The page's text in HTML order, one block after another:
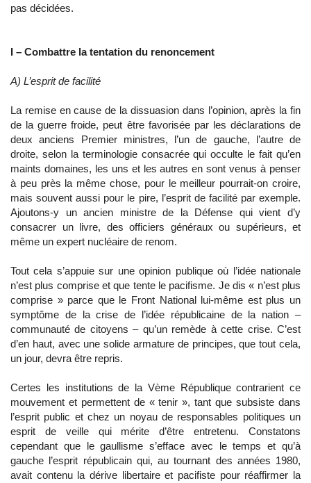
pas décidées.
I – Combattre la tentation du renoncement
A) L’esprit de facilité
La remise en cause de la dissuasion dans l’opinion, après la fin
de la guerre froide, peut être favorisée par les déclarations de
deux anciens Premier ministres, l’un de gauche, l’autre de
droite, selon la terminologie consacrée qui occulte le fait qu’en
maints domaines, les uns et les autres en sont venus à penser
à peu près la même chose, pour le meilleur pourrait-on croire,
mais souvent aussi pour le pire, l’esprit de facilité par exemple.
Ajoutons-y un ancien ministre de la Défense qui vient d’y
consacrer un livre, des officiers généraux ou supérieurs, et
même un expert nucléaire de renom.
Tout cela s’appuie sur une opinion publique où l’idée nationale
n’est plus comprise et que tente le pacifisme. Je dis « n’est plus
comprise » parce que le Front National lui-même est plus un
symptôme de la crise de l’idée républicaine de la nation –
communauté de citoyens – qu’un remède à cette crise. C’est
d’en haut, avec une solide armature de principes, que tout cela,
un jour, devra être repris.
Certes les institutions de la Vème République contrarient ce
mouvement et permettent de « tenir », tant que subsiste dans
l’esprit public et chez un noyau de responsables politiques un
esprit de veille qui mérite d’être entretenu. Constatons
cependant que le gaullisme s’efface avec le temps et qu’à
gauche l’esprit républicain qui, au tournant des années 1980,
avait contenu la dérive libertaire et pacifiste pour réaffirmer la